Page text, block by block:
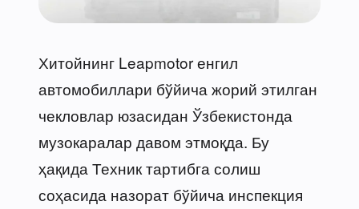
Хитойнинг Leapmotor енгил
автомобиллари бўйича жорий этилган
чекловлар юзасидан Ўзбекистонда
музокаралар давом этмоқда. Бу
ҳақида Техник тартибга солиш
соҳасида назорат бўйича инспекция